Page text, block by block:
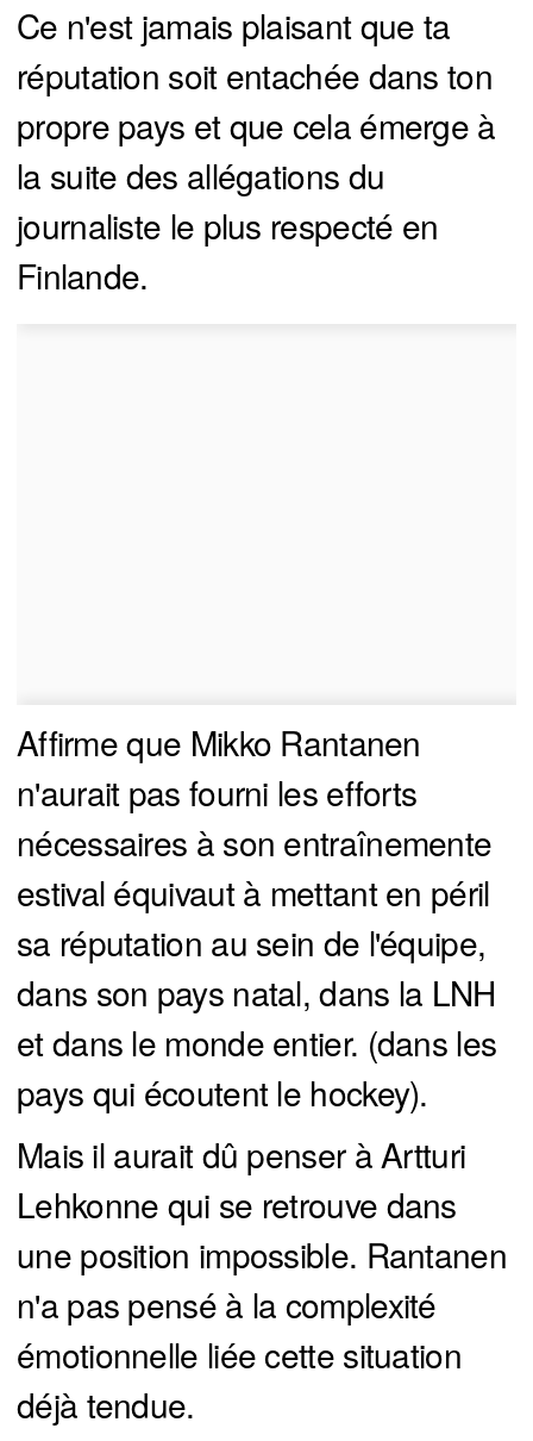
Ce n'est jamais plaisant que ta
réputation soit entachée dans ton
propre pays et que cela émerge à
la suite des allégations du
journaliste le plus respecté en
Finlande.
Affirme que Mikko Rantanen
n'aurait pas fourni les efforts
nécessaires à son entraînemente
estival équivaut à mettant en péril
sa réputation au sein de l'équipe,
dans son pays natal, dans la LNH
et dans le monde entier. (dans les
pays qui écoutent le hockey).
Mais il aurait dû penser à Artturi
Lehkonne qui se retrouve dans
une position impossible. Rantanen
n'a pas pensé à la complexité
émotionnelle liée cette situation
déjà tendue.